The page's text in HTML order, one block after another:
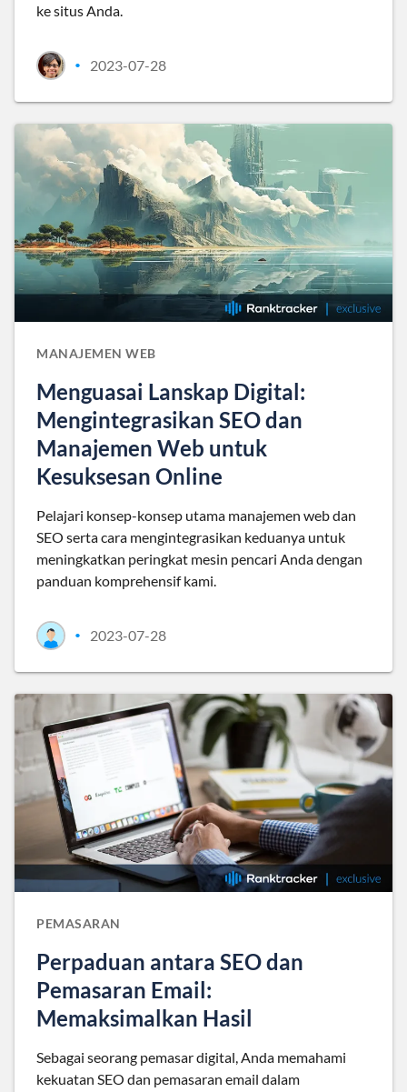
ke situs Anda.
• 2023-07-28
MANAJEMEN WEB
Menguasai Lanskap Digital:
Mengintegrasikan SEO dan
Manajemen Web untuk
Kesuksesan Online
Pelajari konsep-konsep utama manajemen web dan
SEO serta cara mengintegrasikan keduanya untuk
meningkatkan peringkat mesin pencari Anda dengan
panduan komprehensif kami.
• 2023-07-28
PEMASARAN
Perpaduan antara SEO dan
Pemasaran Email:
Memaksimalkan Hasil
Sebagai seorang pemasar digital, Anda memahami
kekuatan SEO dan pemasaran email dalam